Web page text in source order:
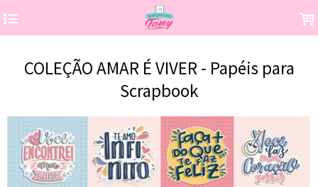
4 .
COLEÇÃO AMAR É VIVER - Papéis para
Scrapbook